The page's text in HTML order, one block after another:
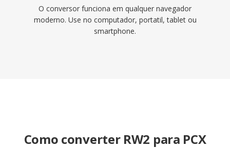
O conversor funciona em qualquer navegador
moderno. Use no computador, portatil, tablet ou
smartphone.
Como converter RW2 para PCX